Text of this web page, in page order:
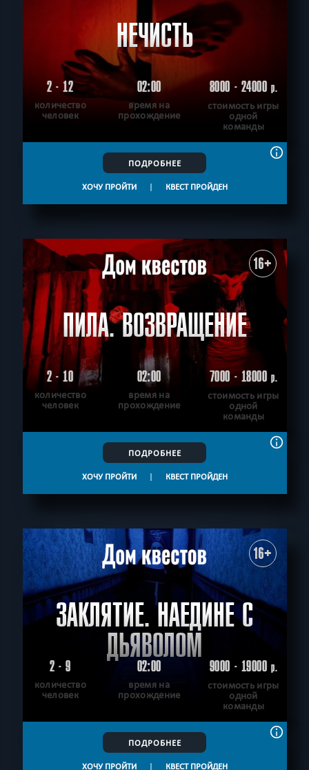
НЕЧИСТЬ
2 - 12
количество
человек
02:00
время на
прохождение
8000 - 24000р.
стоимость игры
одной
команды
ПОДРОБНЕЕ
ХОЧУ ПРОЙТИ | КВЕСТ ПРОЙДЕН
16+
ПИЛА. ВОЗВРАЩЕНИЕ
2 - 10
количество
человек
02:00
время на
прохождение
7000 - 18000р.
стоимость игры
одной
команды
ПОДРОБНЕЕ
ХОЧУ ПРОЙТИ | КВЕСТ ПРОЙДЕН
16+
ЗАКЛЯТИЕ. НАЕДИНЕ С
ДЬЯВОЛОМ
2 - 9
количество
человек
02:00
время на
прохождение
9000 - 19000р.
стоимость игры
одной
команды
ПОДРОБНЕЕ
ХОЧУ ПРОЙТИ | КВЕСТ ПРОЙДЕН